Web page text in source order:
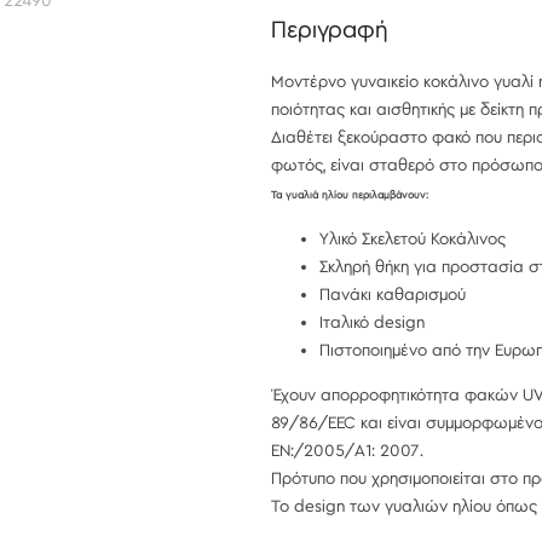
22490
Περιγραφή
Μοντέρνο γυναικείο κοκάλινο
ποιότητας και αισθητικής με
Διαθέτει ξεκούραστο φακό που
φωτός, είναι σταθερό στο
Τα γυαλιά ηλίου περιλαμβάνουν:
Υλικό Σκελετού Κοκάλινος
Σκληρή θήκη για προστασία
Πανάκι καθαρισμού
Ιταλικό design
Πιστοποιημένο από την
Έχουν απορροφητικότητα φακών
89/86/EEC και είναι
EN:/2005/A1: 2007.
Πρότυπο που χρησιμοποιείται στο
Το design των γυαλιών ηλίου όπως